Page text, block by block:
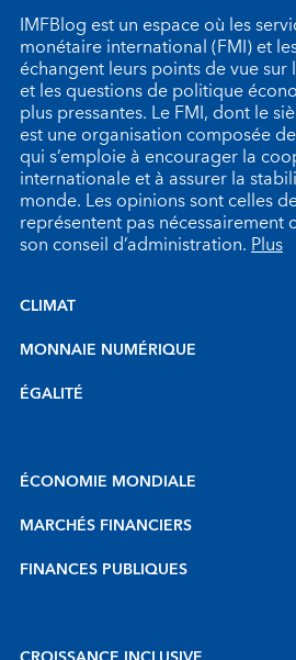
IMFBlog est un espace où les
monétaire international (FMI) et
échangent leurs points de vue
et les questions de politique
plus pressantes. Le FMI, dont le
est une organisation composée
qui s’emploie à encourager la
internationale et à assurer la
monde. Les opinions sont celles
représentent pas nécessairement
son conseil d’administration.Plus
CLIMAT
MONNAIE NUMÉRIQUE
ÉGALITÉ
ÉCONOMIE MONDIALE
MARCHÉS FINANCIERS
FINANCES PUBLIQUES